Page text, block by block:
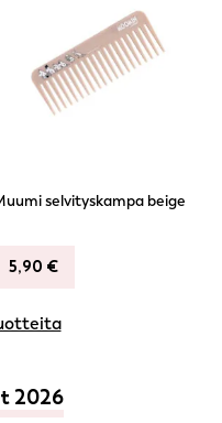
selvityskampa beige
5,90 €
2026